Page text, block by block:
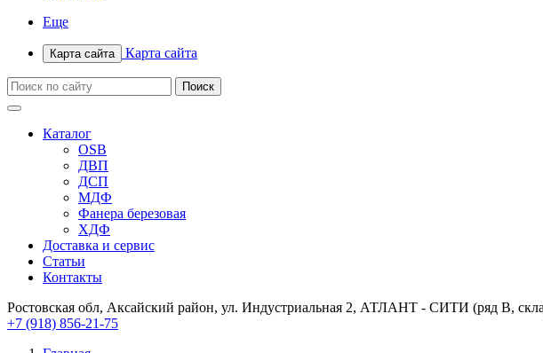
Еще
Карта сайта Карта сайта
Каталог
OSB
ДВП
ДСП
МДФ
Фанера березовая
ХДФ
Доставка и сервис
Статьи
Контакты
Ростовская обл, Аксайский район, ул. Индустриальная 2, АТЛАНТ - СИТИ (ряд В,
+7 (918) 856-21-75